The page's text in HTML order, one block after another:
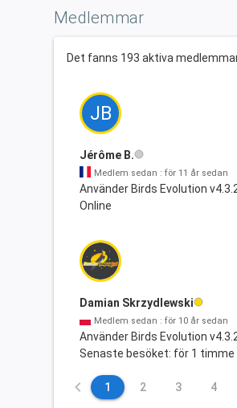
Medlemmar
Det fanns 193 aktiva
JB
Jérôme B.
Medlem sedan : för 11 år sedan
Använder Birds Evolution
Online
Damian Skrzydlewski
Medlem sedan : för 10 år sedan
Använder Birds Evolution
Senaste besöket: för 1 timme
keyboard_arrow_left 1 2 3 4